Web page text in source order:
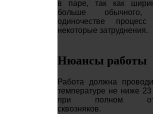
в паре, так как
больше
одиночестве процесс
некоторые затруднения.
Нюансы работы
Работа должна
температуре не ниже 23
при полном
сквозняков.